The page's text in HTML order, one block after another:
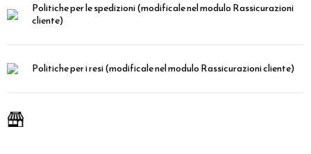
Politiche per le spedizioni(modificale nel modulo Rassicurazioni
cliente)
Politiche per i resi(modificale nel modulo Rassicurazioni cliente)